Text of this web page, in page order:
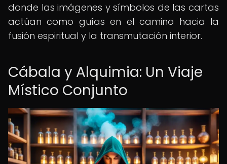
donde las imágenes y símbolos de las cartas
actúan como guías en el camino hacia la
fusión espiritual y la transmutación interior.
Cábala y Alquimia: Un Viaje
Místico Conjunto